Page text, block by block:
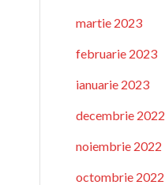
martie 2023
februarie 2023
ianuarie 2023
decembrie 2022
noiembrie 2022
octombrie 2022